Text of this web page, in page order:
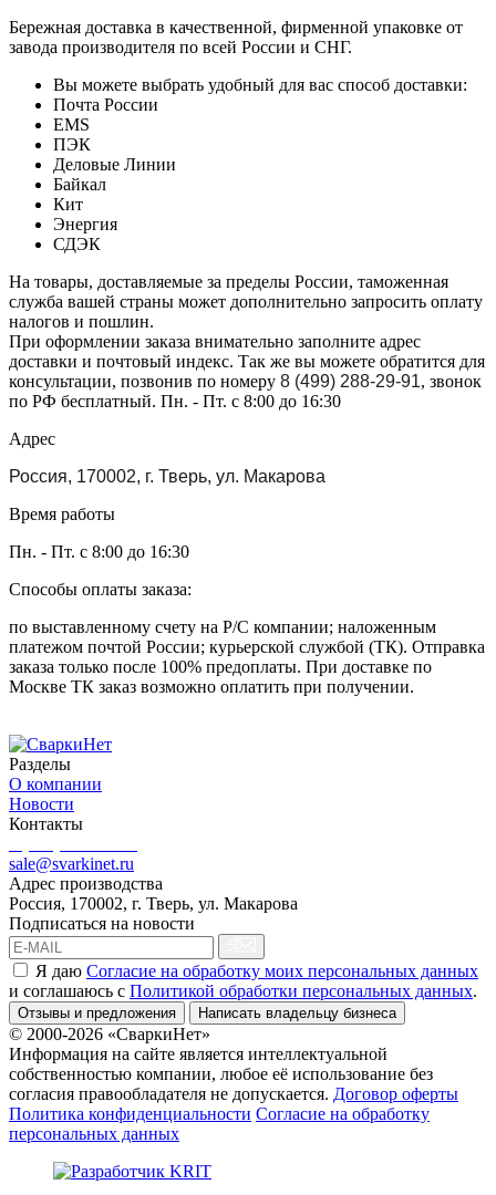
Бережная доставка в качественной, фирменной упаковке от
завода производителя по всей России и СНГ.
Вы можете выбрать удобный для вас способ доставки:
Почта России
EMS
ПЭК
Деловые Линии
Байкал
Кит
Энергия
СДЭК
На товары, доставляемые за пределы России, таможенная
служба вашей страны может дополнительно запросить оплату
налогов и пошлин.
При оформлении заказа внимательно заполните адрес
доставки и почтовый индекс. Так же вы можете обратится для
консультации, позвонив по номеру 8 (499) 288-29-91, звонок
по РФ бесплатный. Пн. - Пт. с 8:00 до 16:30
Адрес
Россия, 170002, г. Тверь, ул. Макарова
Время работы
Пн. - Пт. с 8:00 до 16:30
Способы оплаты заказа:
по выставленному счету на Р/С компании; наложенным
платежом почтой России; курьерской службой (ТК). Отправка
заказа только после 100% предоплаты. При доставке по
Москве ТК заказ возможно оплатить при получении.
Разделы
О компании
Новости
Контакты
sale@svarkinet.ru
Адрес производства
Россия, 170002, г. Тверь, ул. Макарова
Подписаться на новости
Я даю Согласие на обработку моих персональных данных
и соглашаюсь c Политикой обработки персональных данных.
Отзывы и предложения Написать владельцу бизнеса
© 2000-2026 «СваркиНет»
Информация на сайте является интеллектуальной
собственностью компании, любое её использование без
согласия правообладателя не допускается. Договор оферты
Политика конфиденциальности Согласие на обработку
персональных данных